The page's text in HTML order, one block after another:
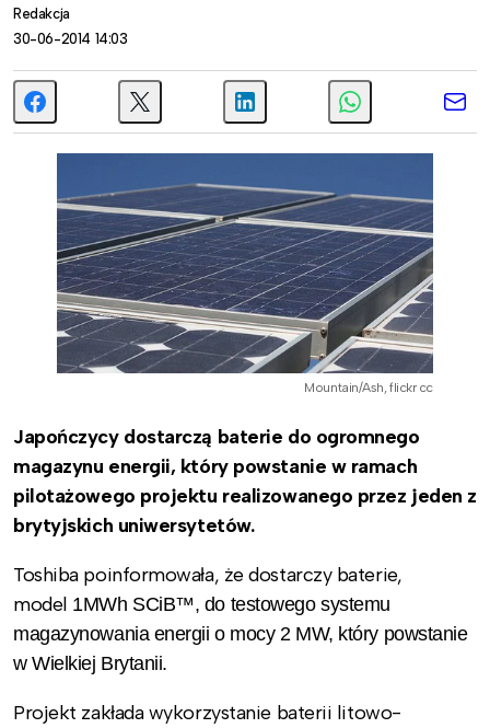
Redakcja
30-06-2014 14:03
Mountain/Ash, flickr cc
Japończycy dostarczą baterie do ogromnego
magazynu energii, który powstanie w ramach
pilotażowego projektu realizowanego przez jeden z
brytyjskich uniwersytetów.
Toshiba poinformowała, że dostarczy baterie,
model 1MWh SCiB™, do testowego systemu
magazynowania energii o mocy 2 MW, który powstanie
w Wielkiej Brytanii.
Projekt zakłada wykorzystanie baterii litowo-